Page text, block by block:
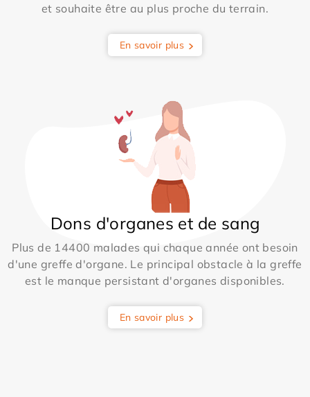
et souhaite être au plus proche du terrain.
En savoir plus
Dons d'organes et de sang
Plus de 14400 malades qui chaque année ont besoin
d'une greffe d'organe. Le principal obstacle à la greffe
est le manque persistant d'organes disponibles.
En savoir plus